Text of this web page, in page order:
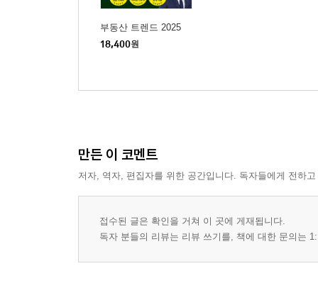
부동산 트렌드 2025
18,400원
만든 이 코멘트
저자, 역자, 편집자를 위한 공간입니다. 독자들에게 전하
접수된 글은 확인을 거쳐 이 곳에 게재됩니다.
독자 분들의 리뷰는 리뷰 쓰기를, 책에 대한 문의는